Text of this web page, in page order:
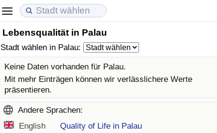
Lebensqualität in Palau
Stadt wählen in Palau:
Keine Daten vorhanden für Palau.
Mit mehr Einträgen können wir verlässlichere Werte
präsentieren.
Andere Sprachen:
English
Quality of Life in Palau
Lebenshaltungskosten
Lebenshaltungskosten-Index
Lebenshaltungskosten-Index nach Land
Immobilienpreise
Immobilienpreis-Index
Immobilienpreis-Index nach Land
Lebensqualität
Lebensqualität-Index (aktuell)
Lebensqualitätsindex nach Land